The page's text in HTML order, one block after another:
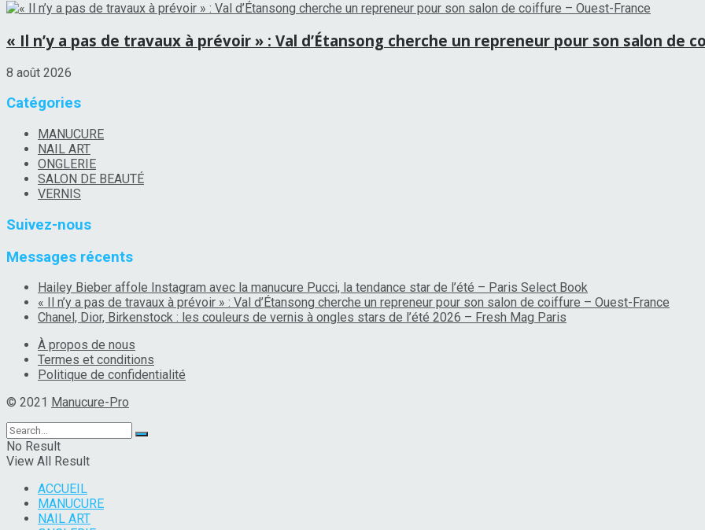
« Il n’y a pas de travaux à prévoir » : Val d’Étansong cherche un repreneur pour son salon de
8 août 2026
Catégories
MANUCURE
NAIL ART
ONGLERIE
SALON DE BEAUTÉ
VERNIS
Suivez-nous
Messages récents
Hailey Bieber affole Instagram avec la manucure Pucci, la tendance star de l’été – Paris Select Book
« Il n’y a pas de travaux à prévoir » : Val d’Étansong cherche un repreneur pour son salon de coiffure – Ouest-France
Chanel, Dior, Birkenstock : les couleurs de vernis à ongles stars de l’été 2026 – Fresh Mag Paris
À propos de nous
Termes et conditions
Politique de confidentialité
© 2021 Manucure-Pro
No Result
View All Result
ACCUEIL
MANUCURE
NAIL ART